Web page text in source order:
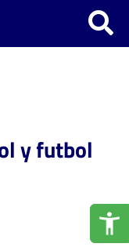
y futbol